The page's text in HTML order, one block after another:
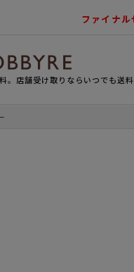
ファイナ
店舗受け取りならいつでも送料